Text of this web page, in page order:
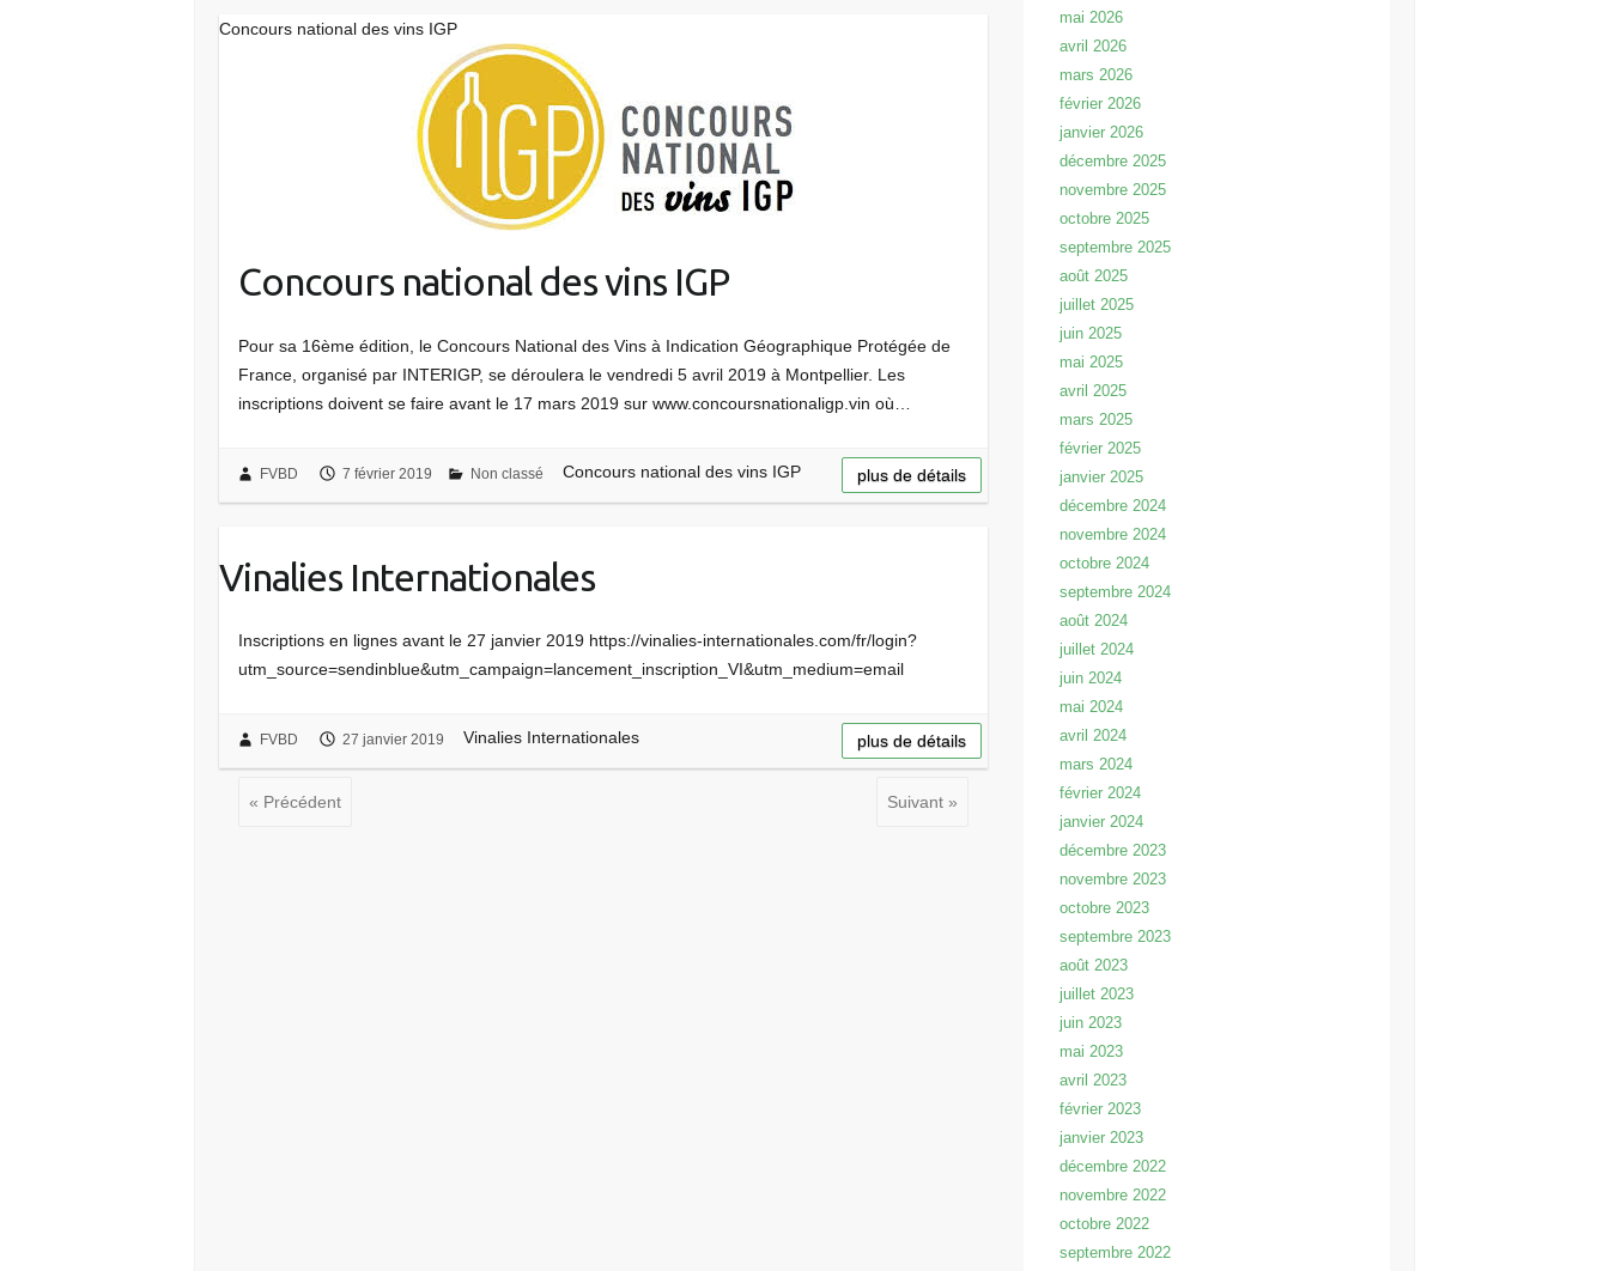
Concours national des vins IGP
Concours national des vins IGP
Pour sa 16ème édition, le Concours National des Vins à Indication Géographique Protégée de
France, organisé par INTERIGP, se déroulera le vendredi 5 avril 2019 à Montpellier. Les
inscriptions doivent se faire avant le 17 mars 2019 sur www.concoursnationaligp.vin où…
FVBD 7 février 2019 Non classé Concours national des vins IGP plus de détails
Vinalies Internationales
Inscriptions en lignes avant le 27 janvier 2019 https://vinalies-internationales.com/fr/login?
utm_source=sendinblue&utm_campaign=lancement_inscription_VI&utm_medium=email
FVBD 27 janvier 2019 Vinalies Internationales plus de détails
« Précédent Suivant »
mai 2026
avril 2026
mars 2026
février 2026
janvier 2026
décembre 2025
novembre 2025
octobre 2025
septembre 2025
août 2025
juillet 2025
juin 2025
mai 2025
avril 2025
mars 2025
février 2025
janvier 2025
décembre 2024
novembre 2024
octobre 2024
septembre 2024
août 2024
juillet 2024
juin 2024
mai 2024
avril 2024
mars 2024
février 2024
janvier 2024
décembre 2023
novembre 2023
octobre 2023
septembre 2023
août 2023
juillet 2023
juin 2023
mai 2023
avril 2023
février 2023
janvier 2023
décembre 2022
novembre 2022
octobre 2022
septembre 2022